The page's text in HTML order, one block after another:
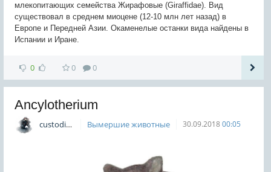
млекопитающих семейства Жирафовые (Giraffidae). Вид
существовал в среднем миоцене (12-10 млн лет назад) в
Европе и Передней Азии. Окаменелые останки вида найдены в
Испании и Иране.
0 0 0
Ancylotherium
custodian Вымершие животные 30.09.2018 00:05